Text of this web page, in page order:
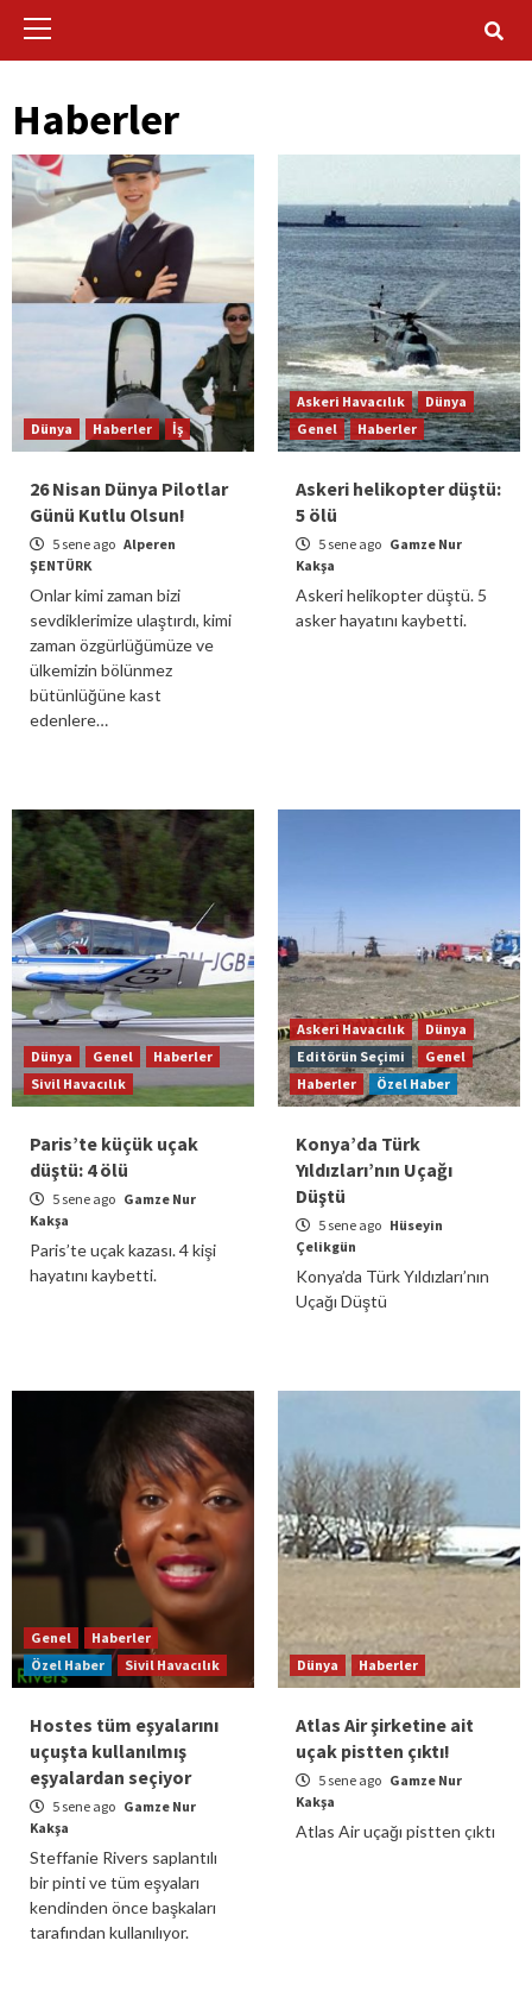
Primary
Haberler
Dünya Haberler İş
26 Nisan Dünya Pilotlar
Günü Kutlu Olsun!
5 sene ago Alperen
ŞENTÜRK
Onlar kimi zaman bizi
sevdiklerimize ulaştırdı, kimi
zaman özgürlüğümüze ve
ülkemizin bölünmez
bütünlüğüne kast
edenlere…
Askeri Havacılık
Dünya
Genel
Haberler
Askeri helikopter düştü:
5 ölü
5 sene ago Gamze Nur
Kakşa
Askeri helikopter düştü. 5
asker hayatını kaybetti.
Dünya Genel
Haberler
Sivil Havacılık
Paris’te küçük uçak
düştü: 4 ölü
5 sene ago Gamze Nur
Kakşa
Paris’te uçak kazası. 4 kişi
hayatını kaybetti.
Askeri Havacılık
Dünya
Editörün Seçimi
Genel
Haberler
Özel Haber
Konya’da Türk
Yıldızları’nın Uçağı
Düştü
5 sene ago Hüseyin
Çelikgün
Konya’da Türk Yıldızları’nın
Uçağı Düştü
Genel
Haberler
Özel Haber
Sivil Havacılık
Hostes tüm eşyalarını
uçuşta kullanılmış
eşyalardan seçiyor
5 sene ago Gamze Nur
Kakşa
Steffanie Rivers saplantılı
bir pinti ve tüm eşyaları
kendinden önce başkaları
tarafından kullanılıyor.
Dünya Haberler
Atlas Air şirketine ait
uçak pistten çıktı!
5 sene ago Gamze Nur
Kakşa
Atlas Air uçağı pistten çıktı